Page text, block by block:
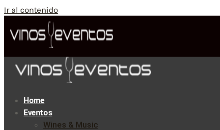
Ir al contenido
Home
Eventos
Wines & Music